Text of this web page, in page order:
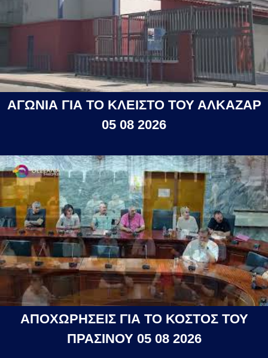
ΑΓΩΝΙΑ ΓΙΑ ΤΟ ΚΛΕΙΣΤΟ ΤΟΥ ΑΛΚΑΖΑΡ
05 08 2026
ΑΠΟΧΩΡΗΣΕΙΣ ΓΙΑ ΤΟ ΚΟΣΤΟΣ ΤΟΥ
ΠΡΑΣΙΝΟΥ 05 08 2026